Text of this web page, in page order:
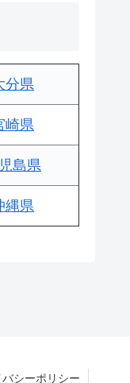
分県
崎県
島県
縄県
バシーポリシー